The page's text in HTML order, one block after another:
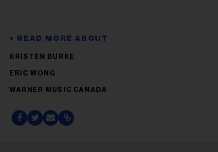
KRISTEN BURKE
ERIC WONG
WARNER MUSIC CANADA